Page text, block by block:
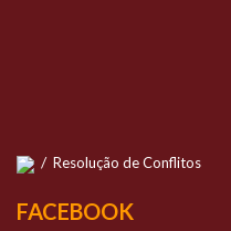
/ Resolução de Conflitos
FACEBOOK